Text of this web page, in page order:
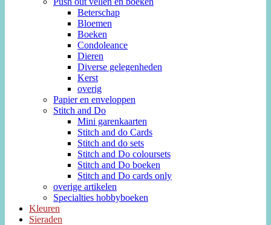
Beterschap
Bloemen
Boeken
Condoleance
Dieren
Diverse gelegenheden
Kerst
overig
Papier en enveloppen
Stitch and Do
Mini garenkaarten
Stitch and do Cards
Stitch and do sets
Stitch and Do coloursets
Stitch and Do boeken
Stitch and Do cards only
overige artikelen
Specialties hobbyboeken
Kleuren
Sieraden